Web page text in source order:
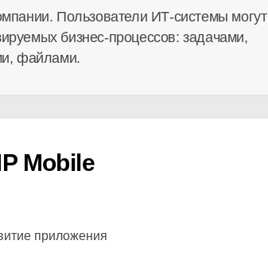
Пользователи ИТ-системы могут
бизнес-процессов: задачами,
файлами.
Mobile
приложения